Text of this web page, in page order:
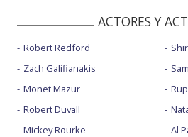
ACTORES Y
Robert Redford
Zach Galifianakis
Monet Mazur
Robert Duvall
Mickey Rourke
Al